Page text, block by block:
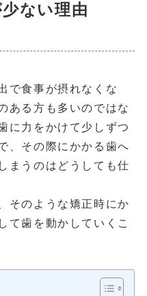
ない理由
で食事が摂れなくな
ある方も多いのではな
に力をかけて少しずつ
、その際にかかる歯へ
まうのはどうしても仕
そのような矯正時にか
て歯を動かしていくこ